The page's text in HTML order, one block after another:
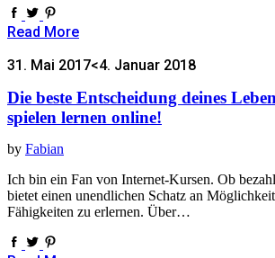
Read More
31. Mai 2017<4. Januar 2018
Die beste Entscheidung deines
spielen lernen online!
by Fabian
Ich bin ein Fan von Internet-Kursen. Ob
bietet einen unendlichen Schatz an
Fähigkeiten zu erlernen. Über…